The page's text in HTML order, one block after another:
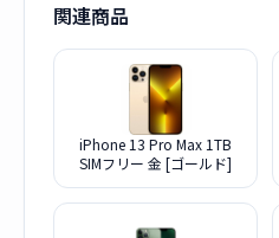
関連商品
iPhone 13 Pro Max 1TB
SIMフリー 金 [ゴールド]